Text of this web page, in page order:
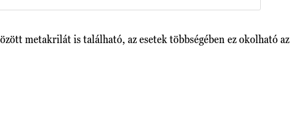
metakrilát is található, az esetek többségében ez okolható az